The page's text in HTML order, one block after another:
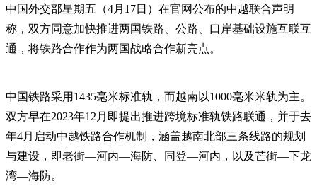
中国外交部星期五（4月17日）在官网公布的中越联合声明
称，双方同意加快推进两国铁路、公路、口岸基础设施互联互
通，将铁路合作作为两国战略合作新亮点。
中国铁路采用1435毫米标准轨，而越南以1000毫米米轨为主。
双方早在2023年12月即提出推进跨境标准轨铁路联通，并于去
年4月启动中越铁路合作机制，涵盖越南北部三条线路的规划
与建设，即老街—河内—海防、同登—河内，以及芒街—下龙
湾—海防。